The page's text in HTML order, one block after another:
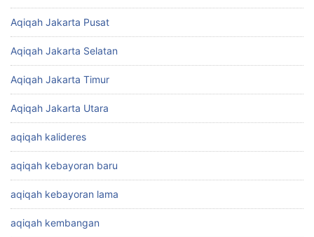
Aqiqah Jakarta Pusat
Aqiqah Jakarta Selatan
Aqiqah Jakarta Timur
Aqiqah Jakarta Utara
aqiqah kalideres
aqiqah kebayoran baru
aqiqah kebayoran lama
aqiqah kembangan